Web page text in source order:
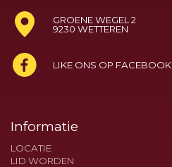
GROENE WEGEL 2
9230 WETTEREN
LIKE ONS OP FACEBOOK
Informatie
LOCATIE
LID WORDEN